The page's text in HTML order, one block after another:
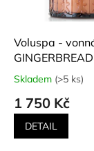
Voluspa -
(Perníková
Průměrné
produktu
5,0
Skladem (>5 ks)
1 750 Kč
DETAIL